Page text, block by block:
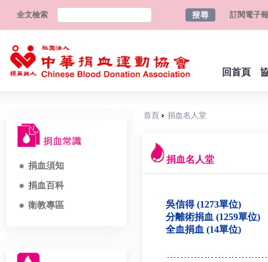
全文檢索 訂閱電子報
回首頁
捐血須知
捐血百科
衛教專區
首頁 捐血名人堂
捐血名人堂
吳信得 (1273單位)
分離術捐血 (1259單位)
全血捐血 (14單位)